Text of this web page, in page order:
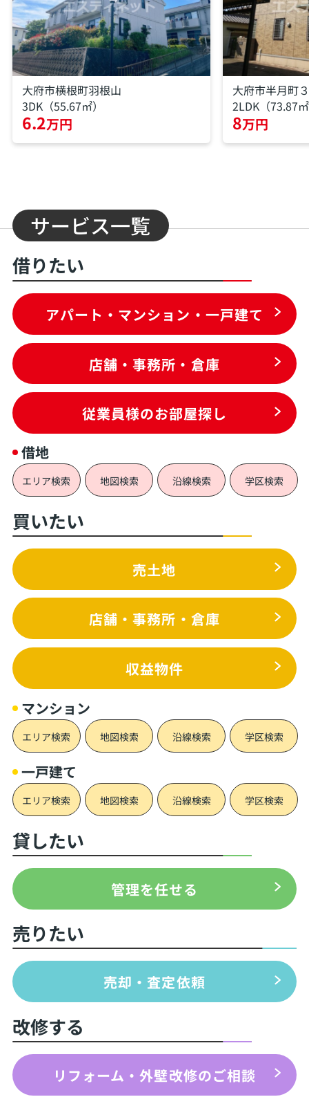
大府市横根町羽根山
3DK（55.67㎡）
6.2万円
大府市半月町
2LDK（73.87
8万円
サービス一覧
借りたい
アパート・マンション・一戸建て
店舗・事務所・倉庫
従業員様のお部屋探し
借地
エリア検索 地図検索 沿線検索 学区検索
買いたい
売土地
店舗・事務所・倉庫
収益物件
マンション
エリア検索 地図検索 沿線検索 学区検索
一戸建て
エリア検索 地図検索 沿線検索 学区検索
貸したい
管理を任せる
売りたい
売却・査定依頼
改修する
リフォーム・外壁改修のご相談